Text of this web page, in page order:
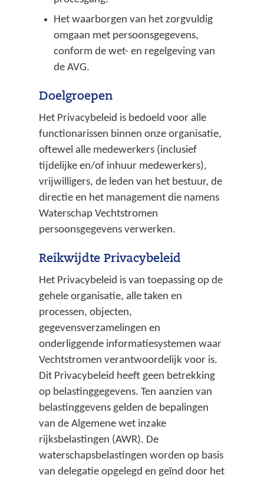
Het waarborgen van het zorgvuldig
omgaan met persoonsgegevens,
conform de wet- en regelgeving van
de AVG.
Doelgroepen
Het Privacybeleid is bedoeld voor alle
functionarissen binnen onze organisatie,
oftewel alle medewerkers (inclusief
tijdelijke en/of inhuur medewerkers),
vrijwilligers, de leden van het bestuur, de
directie en het management die namens
Waterschap Vechtstromen
persoonsgegevens verwerken.
Reikwijdte Privacybeleid
Het Privacybeleid is van toepassing op de
gehele organisatie, alle taken en
processen, objecten,
gegevensverzamelingen en
onderliggende informatiesystemen waar
Vechtstromen verantwoordelijk voor is.
Dit Privacybeleid heeft geen betrekking
op belastinggegevens. Ten aanzien van
belastinggevens gelden de bepalingen
van de Algemene wet inzake
rijksbelastingen (AWR). De
waterschapsbelastingen worden op basis
van delegatie opgelegd en geïnd door het